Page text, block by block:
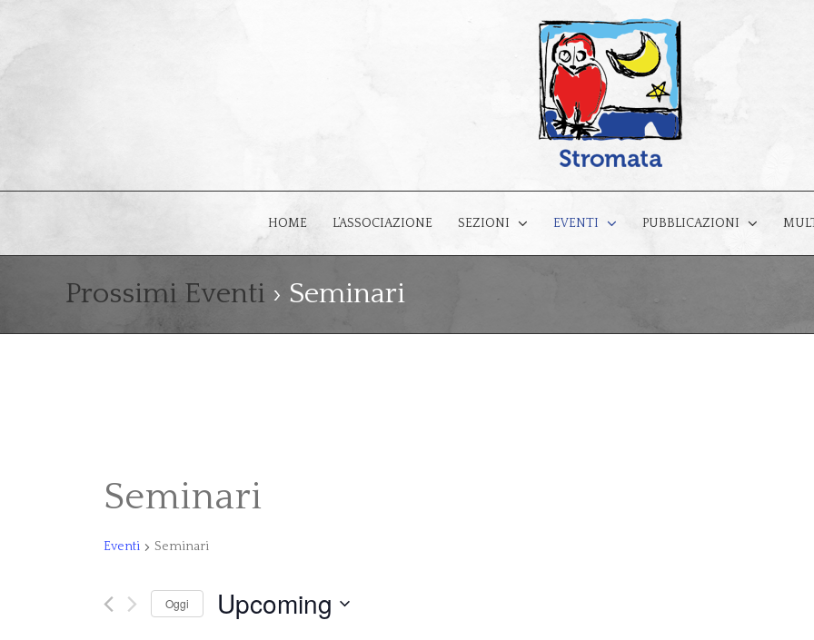
HOME L’ASSOCIAZIONE SEZIONI EVENTI PUBBLICAZIONI
Prossimi Eventi › Seminari
Seminari
Eventi Seminari
Oggi Upcoming